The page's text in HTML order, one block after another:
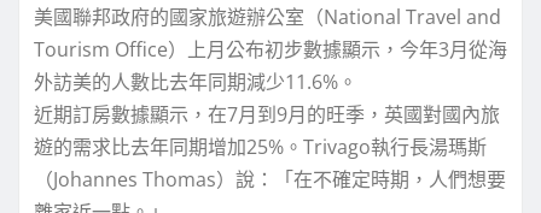
美國聯邦政府的國家旅遊辦公室（National Travel and
Tourism Office）上月公布初步數據顯示，今年3月從海
外訪美的人數比去年同期減少11.6%。
近期訂房數據顯示，在7月到9月的旺季，英國對國內旅
遊的需求比去年同期增加25%。Trivago執行長湯瑪斯
（Johannes Thomas）說：「在不確定時期，人們想要